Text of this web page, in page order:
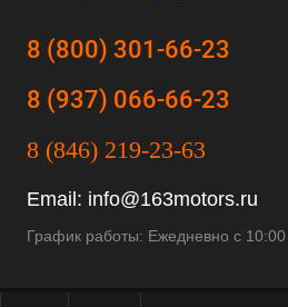
8 (800) 301-66-23
8 (937) 066-66-23
8 (846) 219-23-63
Email: info@163motors.ru
График работы: Ежедневно с